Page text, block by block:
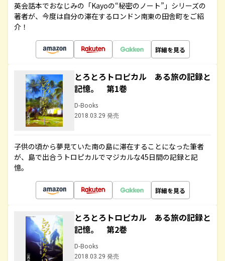
英会話本でおなじみの「Kayoの“秘密のノート”」シリーズの
著者が、今度は自分の滞在するロンドン南東の田舎町をご紹
介！
詳細を見る
とろとろトロピカル ある旅の記録と
記憶。 第1巻
D-Books
2018.03.29 発売
子供の頃から夢見ていた南の島に滞在することになった筆者
が、島で出合うトロピカルでマジカルな45日間の記録と記
憶。
詳細を見る
とろとろトロピカル ある旅の記録と
記憶。 第2巻
D-Books
2018.03.29 発売